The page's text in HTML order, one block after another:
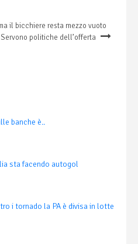
il bicchiere resta mezzo vuoto
politiche dell’offerta
banche è..
sta facendo autogol
i tornado la PA è divisa in lotte